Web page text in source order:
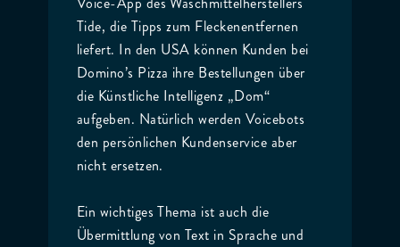
Tide, die Tipps zum Fleckenentfernen
liefert. In den USA können Kunden bei
Domino’s Pizza ihre Bestellungen über
die Künstliche Intelligenz „Dom“
aufgeben. Natürlich werden Voicebots
den persönlichen Kundenservice aber
nicht ersetzen.
Ein wichtiges Thema ist auch die
Übermittlung von Text in Sprache und